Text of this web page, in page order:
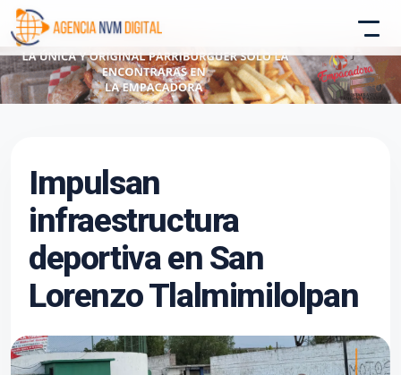
Impulsan
infraestructura
deportiva en San
Lorenzo Tlalmimilolpan
Asistente conectado